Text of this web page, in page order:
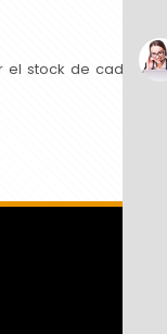
stock de cada